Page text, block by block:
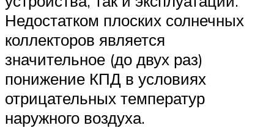
Недостатком плоских солнечных
коллекторов является
значительное (до двух раз)
понижение КПД в условиях
отрицательных температур
наружного воздуха.